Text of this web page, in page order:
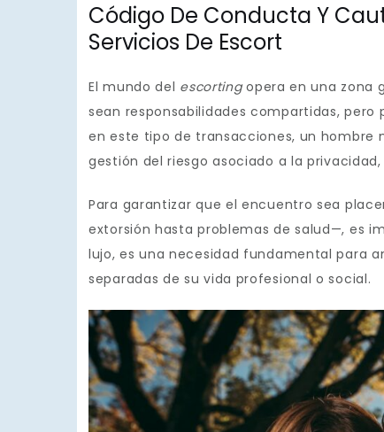
Código De Conducta Y
Servicios De Escort
El mundo del escortingopera en una zona
sean responsabilidades compartidas,
en este tipo de transacciones, un hombre
gestión del riesgo asociado a la
Para garantizar que el encuentro sea
extorsión hasta problemas de salud—, es
lujo, es una necesidad fundamental para
separadas de su vida profesional o social.